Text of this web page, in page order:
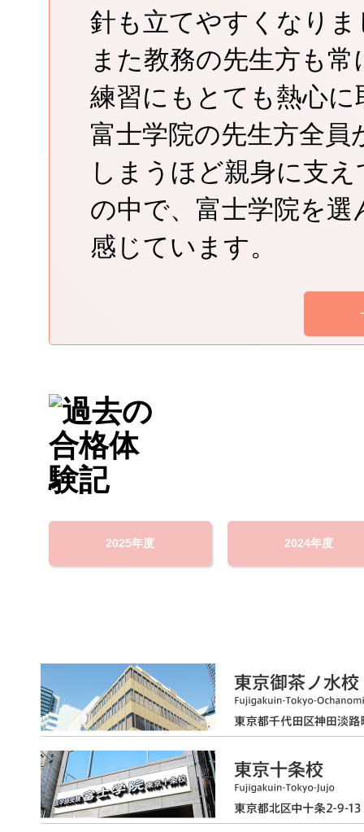
針も立てやすくなりま
また教務の先生方も
練習にもとても熱心
富士学院の先生方全
しまうほど親身に支
の中で、富士学院を
感じています。
2025年度 2024年度